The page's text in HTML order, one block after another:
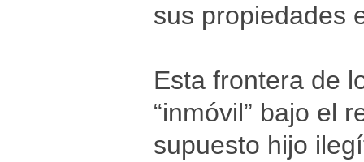
sus propiedades
Esta frontera de
“inmóvil” bajo el
supuesto hijo